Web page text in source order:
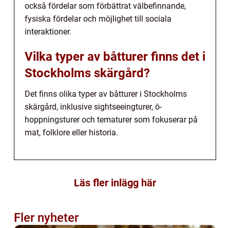
också fördelar som förbättrat välbefinnande,
fysiska fördelar och möjlighet till sociala
interaktioner.
Vilka typer av båtturer finns det i
Stockholms skärgård?
Det finns olika typer av båtturer i Stockholms
skärgård, inklusive sightseeingturer, ö-
hoppningsturer och tematurer som fokuserar på
mat, folklore eller historia.
Läs fler inlägg här
Fler nyheter